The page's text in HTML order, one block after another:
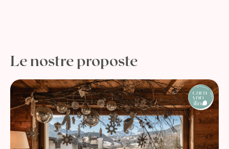
Le nostre proposte